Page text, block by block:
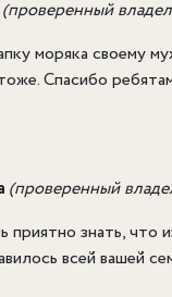
(проверенный
моряка своему
Спасибо
(проверенный
приятно знать, что
всей вашей